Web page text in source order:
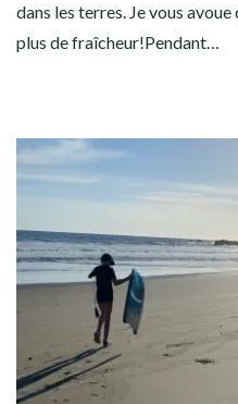
dans les terres. Je vous
plus de fraîcheur!Pendant…